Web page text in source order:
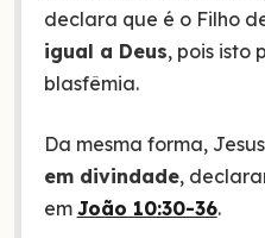
declara que é o Filho
igual a Deus, pois isto
blasfêmia.
Da mesma forma,
em divindade,
em João 10:30-36.